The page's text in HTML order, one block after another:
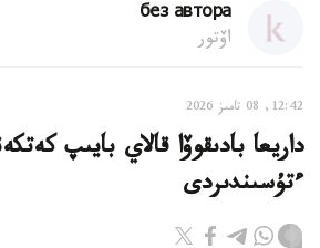
без автора
اۆتور
12:42, 08 تامىز 2026
داريعا بادىقوۆا قالاي بايىپ
ءتۇسىندىردى